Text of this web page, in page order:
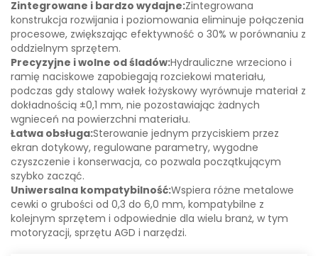
Zintegrowane i bardzo wydajne:Zintegrowana
konstrukcja rozwijania i poziomowania eliminuje połączenia
procesowe, zwiększając efektywność o 30% w porównaniu z
oddzielnym sprzętem.
Precyzyjne i wolne od śladów:Hydrauliczne wrzeciono i
ramię naciskowe zapobiegają rozciekowi materiału,
podczas gdy stalowy wałek łożyskowy wyrównuje materiał z
dokładnością ±0,1 mm, nie pozostawiając żadnych
wgnieceń na powierzchni materiału.
Łatwa obsługa:Sterowanie jednym przyciskiem przez
ekran dotykowy, regulowane parametry, wygodne
czyszczenie i konserwacja, co pozwala początkującym
szybko zacząć.
Uniwersalna kompatybilność:Wspiera różne metalowe
cewki o grubości od 0,3 do 6,0 mm, kompatybilne z
kolejnym sprzętem i odpowiednie dla wielu branż, w tym
motoryzacji, sprzętu AGD i narzędzi.